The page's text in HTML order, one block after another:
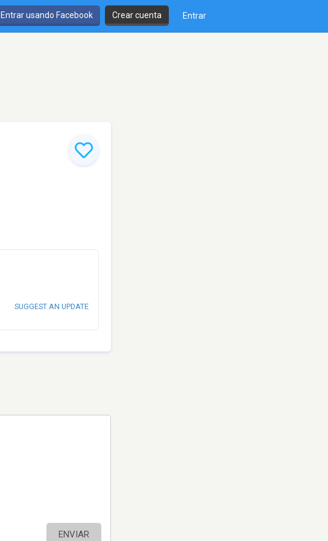
Entrar usando Facebook Crear cuenta Entrar
SUGGEST AN UPDATE
ENVIAR